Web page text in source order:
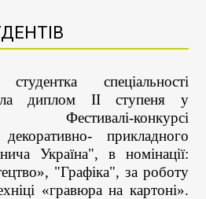
спеціальності
диплом ІІ ступеня у
Фестивалі-конкурсі
прикладного
Україна", в номінації:
"Графіка", за роботу
«гравюра на картоні».